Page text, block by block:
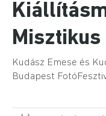
Misztikus
Kudász Emese és
Budapest